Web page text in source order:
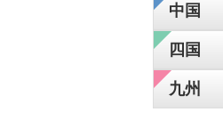
中国
四国
九州